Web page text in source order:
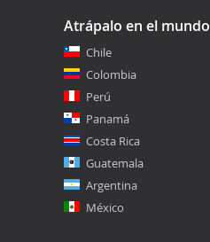
Atrápalo en el mundo
Chile
Colombia
Perú
Panamá
Costa Rica
Guatemala
Argentina
México